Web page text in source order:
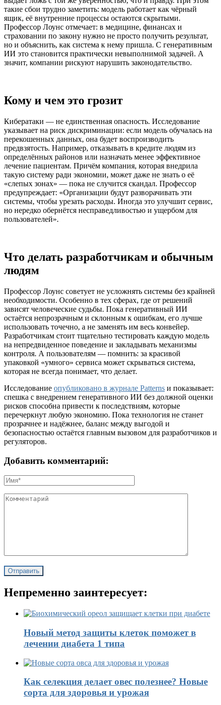
такие сбои трудно заметить: модель работает как чёрный
ящик, её внутренние процессы остаются скрытыми.
Профессор Лоунс отмечает: в медицине, финансах и
страховании по закону нужно не просто получить результат,
но и объяснить, как система к нему пришла. С генеративным
ИИ это становится практически невыполнимой задачей. А
значит, компании рискуют нарушить законодательство.
Кому и чем это грозит
Кибератаки — не единственная опасность. Исследование
указывает на риск дискриминации: если модель обучалась на
перекошенных данных, она будет воспроизводить
предвзятость. Например, отказывать в кредите людям из
определённых районов или назначать менее эффективное
лечение пациентам. Причём компания, которая внедрила
такую систему ради экономии, может даже не знать о её
«слепых зонах» — пока не случится скандал. Профессор
предупреждает: «Организации будут разворачивать эти
системы, чтобы урезать расходы. Иногда это улучшит сервис,
но нередко обернётся несправедливостью и ущербом для
пользователей».
Что делать разработчикам и обычным
людям
Профессор Лоунс советует не усложнять системы без крайней
необходимости. Особенно в тех сферах, где от решений
зависят человеческие судьбы. Пока генеративный ИИ
остаётся непрозрачным и склонным к ошибкам, его лучше
использовать точечно, а не заменять им весь конвейер.
Разработчикам стоит тщательно тестировать каждую модель
на непредвиденное поведение и закладывать механизмы
контроля. А пользователям — помнить: за красивой
упаковкой «умного» сервиса может скрываться система,
которая не всегда понимает, что делает.
Исследование опубликовано в журнале Patterns и показывает:
спешка с внедрением генеративного ИИ без должной оценки
рисков способна привести к последствиям, которые
перечеркнут любую экономию. Пока технология не станет
прозрачнее и надёжнее, баланс между выгодой и
безопасностью остаётся главным вызовом для разработчиков и
регуляторов.
Добавить комментарий:
Непременно заинтересует:
Новый метод защиты клеток поможет в
лечении диабета 1 типа
Как селекция делает овес полезнее? Новые
сорта для здоровья и урожая